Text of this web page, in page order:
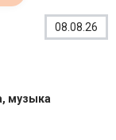
08.08.26
музыка